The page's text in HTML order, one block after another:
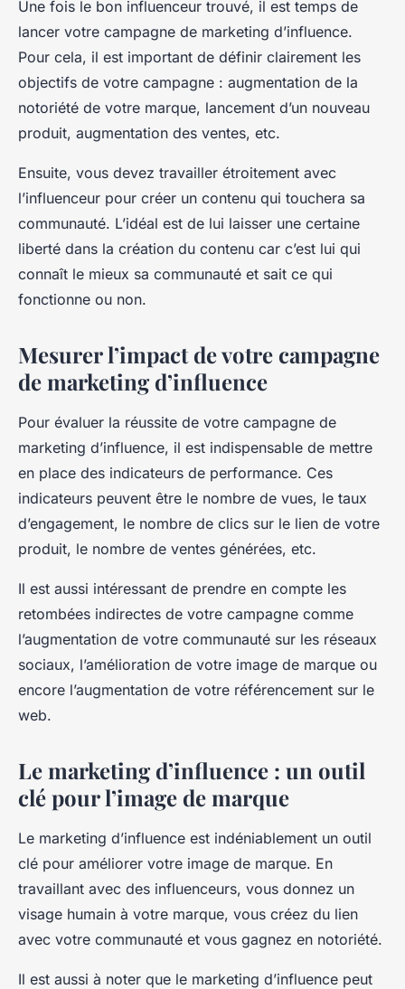
Une fois le bon influenceur trouvé, il est temps de
lancer votre campagne de marketing d’influence.
Pour cela, il est important de définir clairement les
objectifs de votre campagne : augmentation de la
notoriété de votre marque, lancement d’un nouveau
produit, augmentation des ventes, etc.
Ensuite, vous devez travailler étroitement avec
l’influenceur pour créer un contenu qui touchera sa
communauté. L’idéal est de lui laisser une certaine
liberté dans la création du contenu car c’est lui qui
connaît le mieux sa communauté et sait ce qui
fonctionne ou non.
Mesurer l’impact de votre campagne
de marketing d’influence
Pour évaluer la réussite de votre campagne de
marketing d’influence, il est indispensable de mettre
en place des indicateurs de performance. Ces
indicateurs peuvent être le nombre de vues, le taux
d’engagement, le nombre de clics sur le lien de votre
produit, le nombre de ventes générées, etc.
Il est aussi intéressant de prendre en compte les
retombées indirectes de votre campagne comme
l’augmentation de votre communauté sur les réseaux
sociaux, l’amélioration de votre image de marque ou
encore l’augmentation de votre référencement sur le
web.
Le marketing d’influence : un outil
clé pour l’image de marque
Le marketing d’influence est indéniablement un outil
clé pour améliorer votre image de marque. En
travaillant avec des influenceurs, vous donnez un
visage humain à votre marque, vous créez du lien
avec votre communauté et vous gagnez en notoriété.
Il est aussi à noter que le marketing d’influence peut